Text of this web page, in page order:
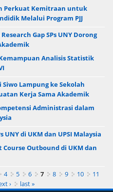
Perkuat Kemitraan untuk
Melalui Program PJJ
Gap SPs UNY Dorong
Analisis Statistik
Lampung ke Sekolah
Kerja Sama Akademik
Administrasi dalam
di UKM dan UPSI Malaysia
Course Outbound di UKM dan
4 5 6 7 8 9 10
11
› last »